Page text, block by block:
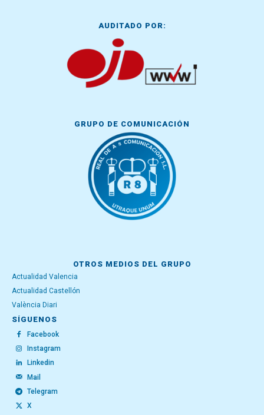
AUDITADO POR:
GRUPO DE COMUNICACIÓN
OTROS MEDIOS DEL GRUPO
Actualidad Valencia
Actualidad Castellón
València Diari
SÍGUENOS
Facebook
Instagram
Linkedin
Mail
Telegram
X